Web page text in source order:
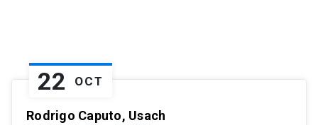
22 OCT
Rodrigo Caputo, Usach